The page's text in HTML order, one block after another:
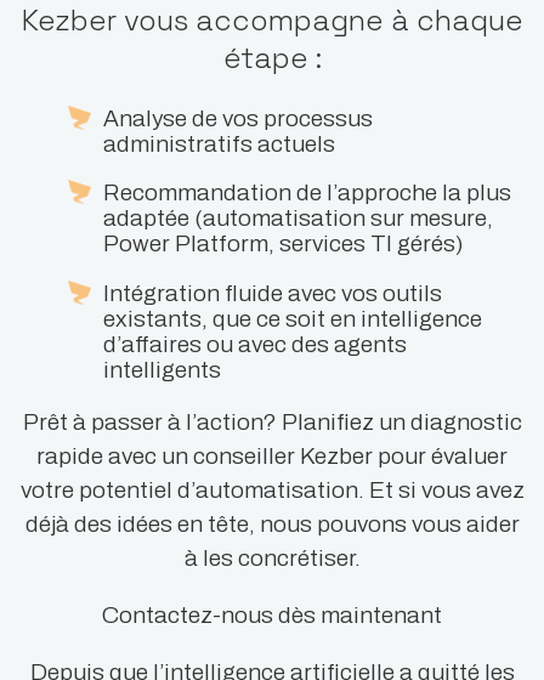
Kezber vous accompagne à chaque
étape :
Analyse de vos processus
administratifs actuels
Recommandation de l’approche la plus
adaptée (automatisation sur mesure,
Power Platform, services TI gérés)
Intégration fluide avec vos outils
existants, que ce soit en intelligence
d’affaires ou avec des agents
intelligents
Prêt à passer à l’action? Planifiez un diagnostic
rapide avec un conseiller Kezber pour évaluer
votre potentiel d’automatisation. Et si vous avez
déjà des idées en tête, nous pouvons vous aider
à les concrétiser.
Contactez-nous dès maintenant
Depuis que l’intelligence artificielle a quitté les